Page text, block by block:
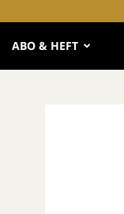
ABO & HEFT